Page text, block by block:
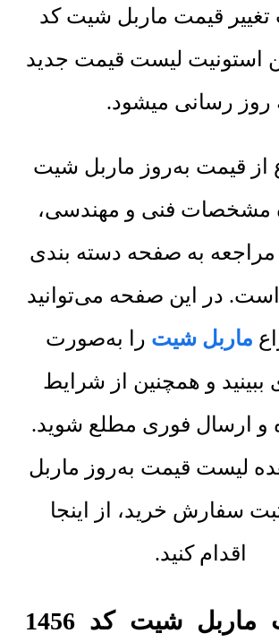
قیمت ماربل شیت کد
استونیت لیست قیمت جدید
روز رسانی میشود.
از قیمت به‌روز ماربل شیت
مشخصات فنی و مهندسی،
مراجعه به صفحه دسته بندی
در این صفحه می‌توانید
ماربل شیت را به‌صورت
ببینید و همچنین از شرایط
و ارسال فوری مطلع شوید.
لیست قیمت به‌روز ماربل
سفارش خرید، از اینجا
اقدام کنید.
مشخصات ماربل شیت کد 1456